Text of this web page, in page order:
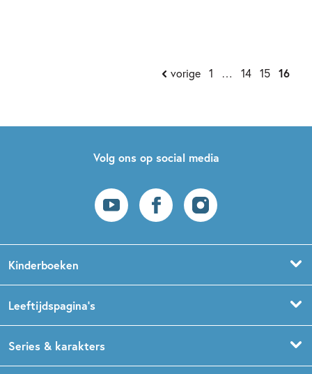
vorige 1 … 14 15 16
Volg ons op social media
Kinderboeken
Prentenboeken
Leeftijdspagina’s
Boekentips 1,5 - 3 jaar
Series & karakters